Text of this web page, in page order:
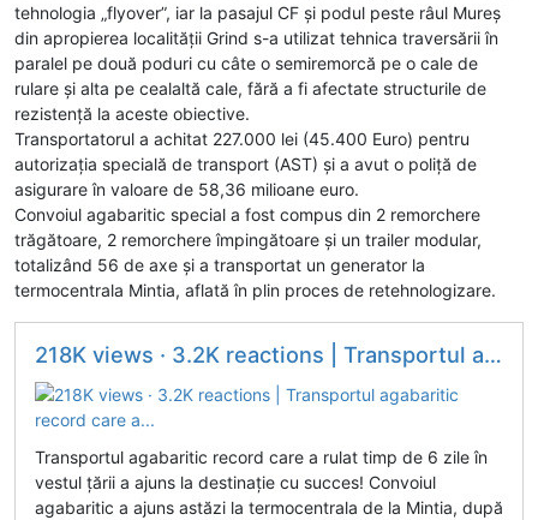
tehnologia „flyover”, iar la pasajul CF și podul peste râul Mureș
din apropierea localității Grind s-a utilizat tehnica traversării în
paralel pe două poduri cu câte o semiremorcă pe o cale de
rulare și alta pe cealaltă cale, fără a fi afectate structurile de
rezistență la aceste obiective.
Transportatorul a achitat 227.000 lei (45.400 Euro) pentru
autorizația specială de transport (AST) și a avut o poliță de
asigurare în valoare de 58,36 milioane euro.
Convoiul agabaritic special a fost compus din 2 remorchere
trăgătoare, 2 remorchere împingătoare și un trailer modular,
totalizând 56 de axe și a transportat un generator la
termocentrala Mintia, aflată în plin proces de retehnologizare.
218K views · 3.2K reactions | Transportul agabaritic record care a...
Transportul agabaritic record care a rulat timp de 6 zile în
vestul țării a ajuns la destinație cu succes! Convoiul
agabaritic a ajuns astăzi la termocentrala de la Mintia, după